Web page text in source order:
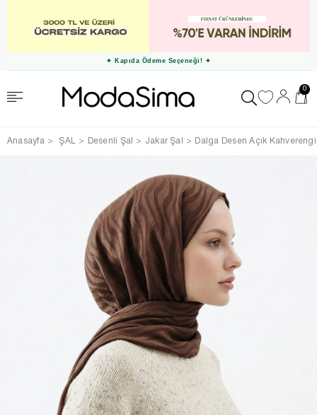
✦ Kapıda Ödeme Seçeneği! ✦
0
Anasayfa ŞAL Desenli Şal Jakar Şal Dalga Desen Açık